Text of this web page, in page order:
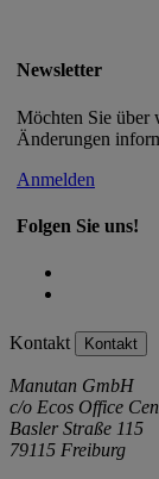
Newsletter
Möchten Sie über
Änderungen
Anmelden
Folgen Sie uns!
Kontakt Kontakt
Manutan GmbH
c/o Ecos Office
Basler Straße 115
79115 Freiburg